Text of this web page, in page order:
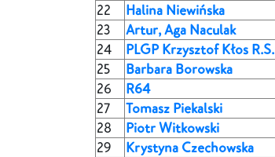
22
Halina Niewińska
23
Artur, Aga Naculak
24
PLGP Krzysztof Kłos R.S.
25
Barbara Borowska
26
R64
27
Tomasz Piekalski
28
Piotr Witkowski
29
Krystyna Czechowska